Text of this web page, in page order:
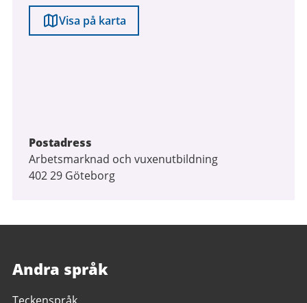
Visa på karta
Postadress
Arbetsmarknad och vuxenutbildning
402 29 Göteborg
Andra språk